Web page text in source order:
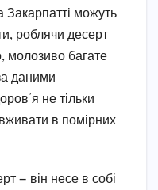
Закарпатті можуть
роблячи десерт
молозиво багате
даними
не тільки
в помірних
— він несе в собі